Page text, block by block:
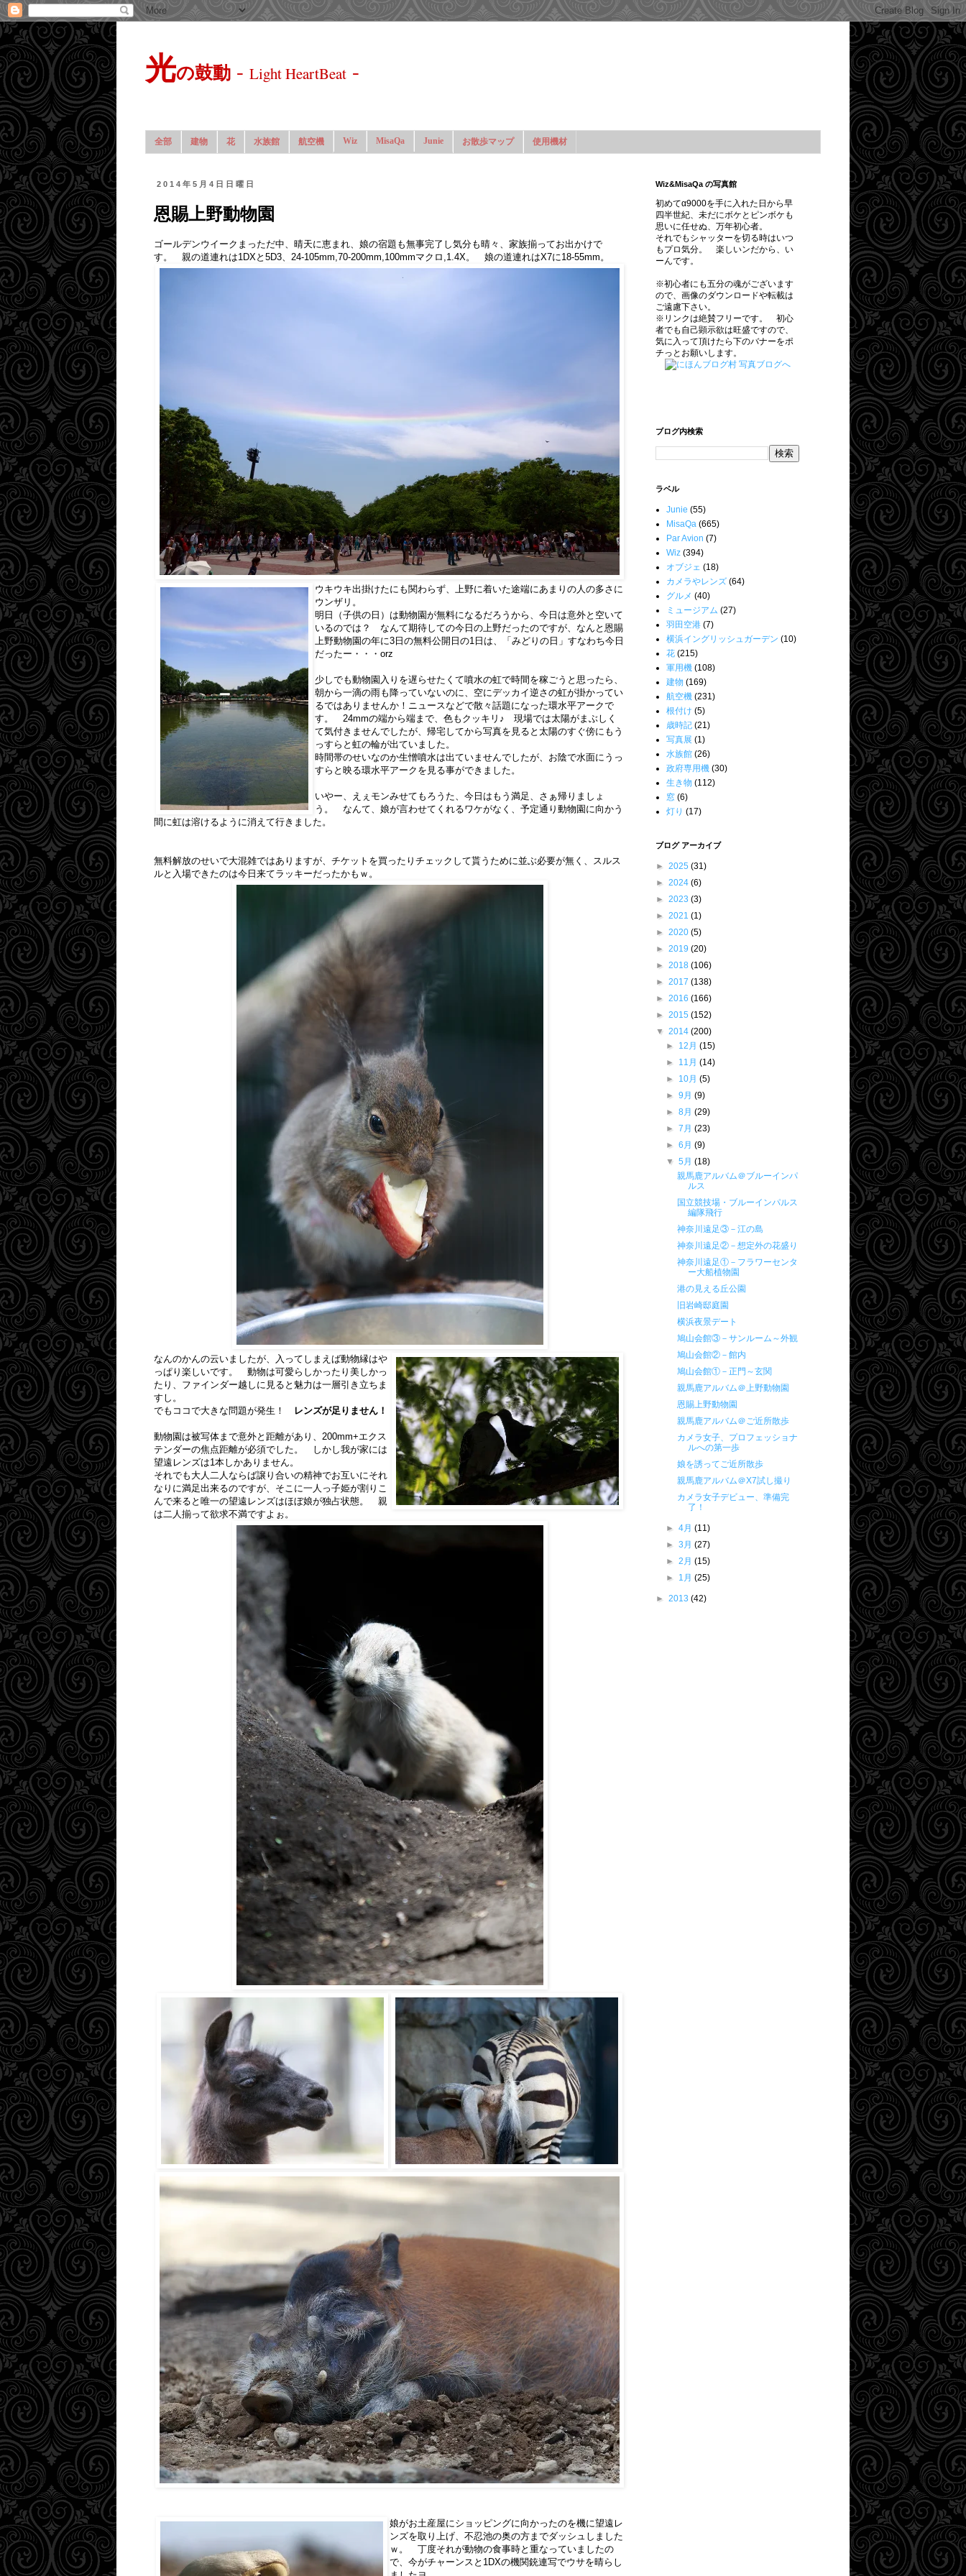
光の鼓動 - Light HeartBeat -
全部 建物 花 水族館 航空機 Wiz MisaQa Junie お散歩マップ 使用機材
2014年5月4日日曜日
恩賜上野動物園
ゴールデンウイークまっただ中、晴天に恵まれ、娘の宿題も無事完了し気分も晴々、家族揃ってお出かけで
す。 親の道連れは1DXと5D3、24-105mm,70-200mm,100mmマクロ,1.4X。 娘の道連れはX7に18-55mm。
ウキウキ出掛けたにも関わらず、上野に着いた途端にあまりの人の多さに
ウンザリ。
明日（子供の日）は動物園が無料になるだろうから、今日は意外と空いて
いるのでは？ なんて期待しての今日の上野だったのですが、なんと恩賜
上野動物園の年に3日の無料公開日の1日は、「みどりの日」すなわち今日
だったー・・・orz
少しでも動物園入りを遅らせたくて噴水の虹で時間を稼ごうと思ったら、
朝から一滴の雨も降っていないのに、空にデッカイ逆さの虹が掛かってい
るではありませんか！ニュースなどで散々話題になった環水平アークで
す。 24mmの端から端まで、色もクッキリ♪ 現場では太陽がまぶしく
て気付きませんでしたが、帰宅してから写真を見ると太陽のすぐ傍にもう
っすらと虹の輪が出ていました。
時間帯のせいなのか生憎噴水は出ていませんでしたが、お陰で水面にうっ
すらと映る環水平アークを見る事ができました。
いやー、えぇモンみせてもろうた、今日はもう満足、さぁ帰りましょ
う。 なんて、娘が言わせてくれるワケがなく、予定通り動物園に向かう
間に虹は溶けるように消えて行きました。
無料解放のせいで大混雑ではありますが、チケットを買ったりチェックして貰うために並ぶ必要が無く、スルス
ルと入場できたのは今日来てラッキーだったかもｗ。
なんのかんの云いましたが、入ってしまえば動物縁はや
っぱり楽しいです。 動物は可愛らしかったり美しかっ
たり、ファインダー越しに見ると魅力は一層引き立ちま
すし。
でもココで大きな問題が発生！
レンズが足りません！
動物園は被写体まで意外と距離があり、200mm+エクス
テンダーの焦点距離が必須でした。 しかし我が家には
望遠レンズは1本しかありません。
それでも大人二人ならば譲り合いの精神でお互いにそれ
なりに満足出来るのですが、そこに一人っ子姫が割りこ
んで来ると唯一の望遠レンズはほぼ娘が独占状態。 親
は二人揃って欲求不満ですよぉ。
娘がお土産屋にショッピングに向かったのを機に望遠レ
ンズを取り上げ、不忍池の奥の方までダッシュしました
ｗ。 丁度それが動物の食事時と重なっていましたの
で、今がチャーンスと1DXの機関銃連写でウサを晴らし
Wiz&MisaQa の写真館
初めてα9000を手に入れた日から早
四半世紀、未だにボケとピンボケも
思いに任せぬ、万年初心者。
それでもシャッターを切る時はいつ
もプロ気分。 楽しいンだから、い
ーんです。
※初心者にも五分の魂がございます
ので、画像のダウンロードや転載は
ご遠慮下さい。
※ リンクは絶賛フリーです。 初心
者でも自己顕示欲は旺盛ですので、
気に入って頂けたら下のバナーをポ
チっとお願いします。
ブログ内検索
ラベル
Junie (55)
MisaQa (665)
Par Avion (7)
Wiz (394)
オブジェ (18)
カメラやレンズ (64)
グルメ (40)
ミュージアム (27)
羽田空港 (7)
横浜イングリッシュガーデン (10)
花 (215)
軍用機 (108)
建物 (169)
航空機 (231)
根付け (5)
歳時記 (21)
写真展 (1)
水族館 (26)
政府専用機 (30)
生き物 (112)
窓 (6)
灯り (17)
ブログ アーカイブ
► 2025 (31)
► 2024 (6)
► 2023 (3)
► 2021 (1)
► 2020 (5)
► 2019 (20)
► 2018 (106)
► 2017 (138)
► 2016 (166)
► 2015 (152)
▼ 2014 (200)
► 12月(15)
► 11月(14)
► 10月(5)
►9月(9)
►8月(29)
►7月(23)
►6月(9)
▼5月(18)
親馬鹿アルバム＠ブルーインパ
ルス
国立競技場・ブルーインパルス
編隊飛行
神奈川遠足③－江の島
神奈川遠足②－想定外の花盛り
神奈川遠足①－フラワーセンタ
ー大船植物園
港の見える丘公園
旧岩崎邸庭園
横浜夜景デート
鳩山会館③－サンルーム～外観
鳩山会館②－館内
鳩山会館①－正門～玄関
親馬鹿アルバム＠上野動物園
恩賜上野動物園
親馬鹿アルバム＠ご近所散歩
カメラ女子、プロフェッショナ
ルへの第一歩
娘を誘ってご近所散歩
親馬鹿アルバム＠X7試し撮り
カメラ女子デビュー、準備完
了！
►4月(11)
►3月(27)
►2月(15)
► 1月(25)
► 2013 (42)